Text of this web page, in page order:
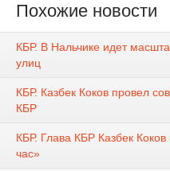
Похожие новости
КБР. В Нальчике идет
улиц
КБР. Казбек Коков провел
КБР
КБР. Глава КБР Казбек
час»